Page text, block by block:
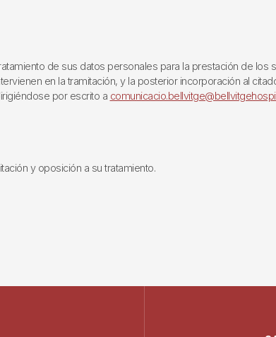
de sus datos personales para la prestación de los
en la tramitación, y la posterior incorporación al
por escrito a
y oposición a su tratamiento.